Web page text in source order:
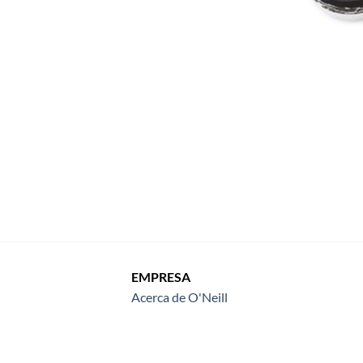
EMPRESA
Acerca de O'Neill